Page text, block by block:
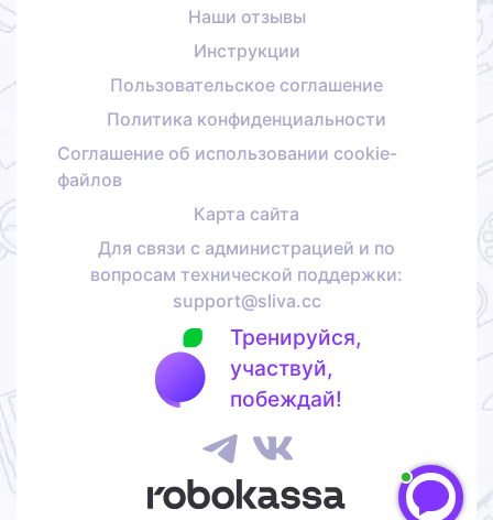
Наши отзывы
Инструкции
Пользовательское соглашение
Политика конфиденциальности
Соглашение об использовании cookie-
файлов
Карта сайта
Для связи с администрацией и по
вопросам технической поддержки:
support@sliva.cc
Тренируйся,
участвуй,
побеждай!